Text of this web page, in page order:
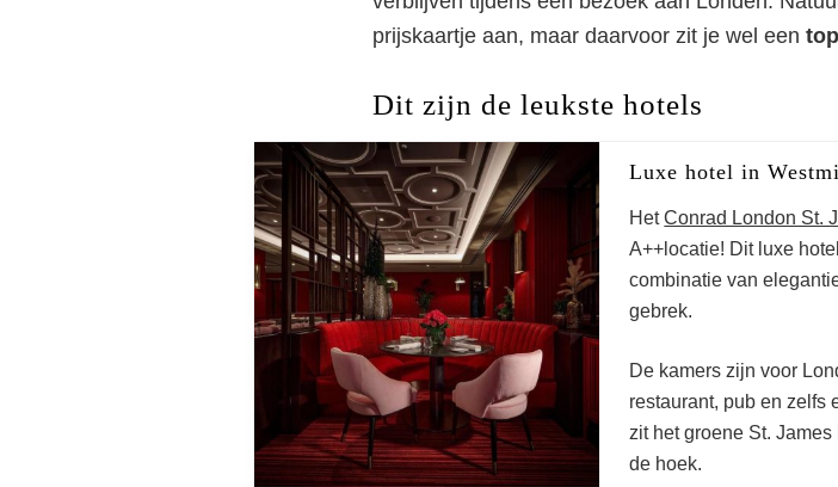
prijskaartje aan, maar daarvoor zit je wel een
Dit zijn de leukste hotels
Luxe hotel in
HetConrad London St.
A++locatie! Dit luxe
combinatie van
gebrek.
De kamers zijn voor
restaurant, pub en zelfs
zit het groene St.
de hoek.